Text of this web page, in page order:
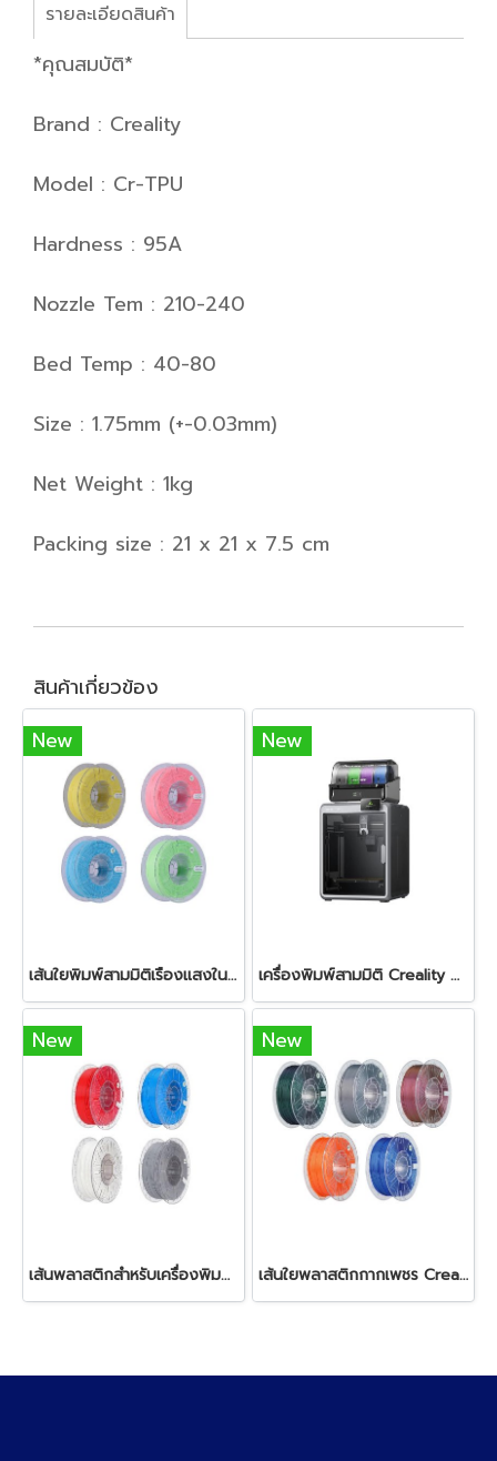
รายละเอียดสินค้า
*คุณสมบัติ*
Brand : Creality
Model : Cr-TPU
Hardness : 95A
Nozzle Tem : 210-240
Bed Temp : 40-80
Size : 1.75mm (+-0.03mm)
Net Weight : 1kg
Packing size : 21 x 21 x 7.5 cm
สินค้าเกี่ยวข้อง
New
เส้นใยพิมพ์สามมิติเรืองแสงในที่มืด Creality Hyper Luminous PLA 1kg 1.75mm - เลือกสี
New
เครื่องพิมพ์สามมิติ Creality K2 Combo 3D Printer
New
เส้นพลาสติกสำหรับเครื่องพิมพ์ 3มิติ Creality Hyper PLA RFID 1.75mm 1kg - เลือกสี
New
เส้นใยพลาสติกกากเพชร Creality Hyper PLA RFID Stardust 1kg 1.75mm - เลือกสี